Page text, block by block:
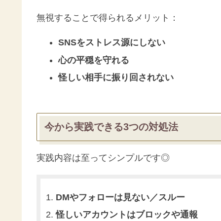
無視することで得られるメリット：
SNSをストレス源にしない
心の平穏を守れる
怪しい相手に振り回されない
今から実践できる3つの対処法
実践内容は至ってシンプルです◎
DMやフォローは見ない／スルー
怪しいアカウントはブロックや通報